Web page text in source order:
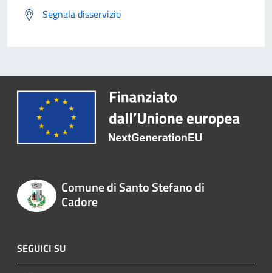
Segnala disservizio
Comune di Santo Stefano di
Cadore
SEGUICI SU